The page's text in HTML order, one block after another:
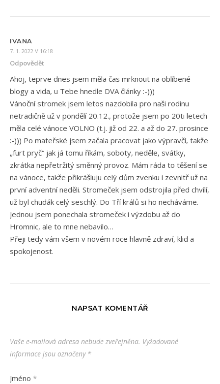
IVANA
7. 1. 2022 V 16:18
Odpovědět
Ahoj, teprve dnes jsem měla čas mrknout na oblíbené
blogy a vida, u Tebe hnedle DVA články :-)))
Vánoční stromek jsem letos nazdobila pro naši rodinu
netradičně už v pondělí 20.12., protože jsem po 20ti letech
měla celé vánoce VOLNO (t.j. již od 22. a až do 27. prosince
:-))) Po mateřské jsem začala pracovat jako výpravčí, takže
„furt pryč“ jak já tomu říkám, soboty, neděle, svátky,
zkrátka nepřetržitý směnný provoz. Mám ráda to těšení se
na vánoce, takže přikrášluju celý dům zvenku i zevnitř už na
první adventní neděli. Stromeček jsem odstrojila před chvílí,
už byl chudák celý seschlý. Do Tří králů si ho necháváme.
Jednou jsem ponechala stromeček i výzdobu až do
Hromnic, ale to mne nebavilo…
Přeji tedy vám všem v novém roce hlavně zdraví, klid a
spokojenost.
NAPSAT KOMENTÁŘ
Vaše e-mailová adresa nebude zveřejněna. Vyžadované
informace jsou označeny *
Jméno *